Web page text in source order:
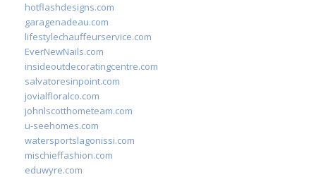
hotflashdesigns.com
garagenadeau.com
lifestylechauffeurservice.com
EverNewNails.com
insideoutdecoratingcentre.com
salvatoresinpoint.com
jovialfloralco.com
johnlscotthometeam.com
u-seehomes.com
watersportslagonissi.com
mischieffashion.com
eduwyre.com